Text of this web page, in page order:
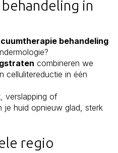
in
behandeling
combineren we
cellulitereductie in één
verslapping of
je huid opnieuw glad, sterk
regio